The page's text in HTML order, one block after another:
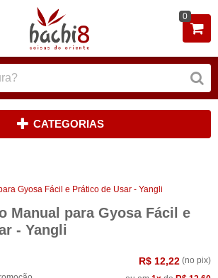
0
CATEGORIAS
Gyosa Fácil e Prático de Usar - Yangli
Manual para Gyosa Fácil e
- Yangli
R$ 12,22 (no pix)